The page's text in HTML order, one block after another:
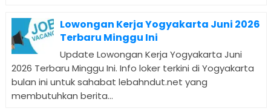
Lowongan Kerja Yogyakarta Juni 2026
Terbaru Minggu Ini
Update Lowongan Kerja Yogyakarta Juni
2026 Terbaru Minggu Ini. Info loker terkini di Yogyakarta
bulan ini untuk sahabat lebahndut.net yang
membutuhkan berita...